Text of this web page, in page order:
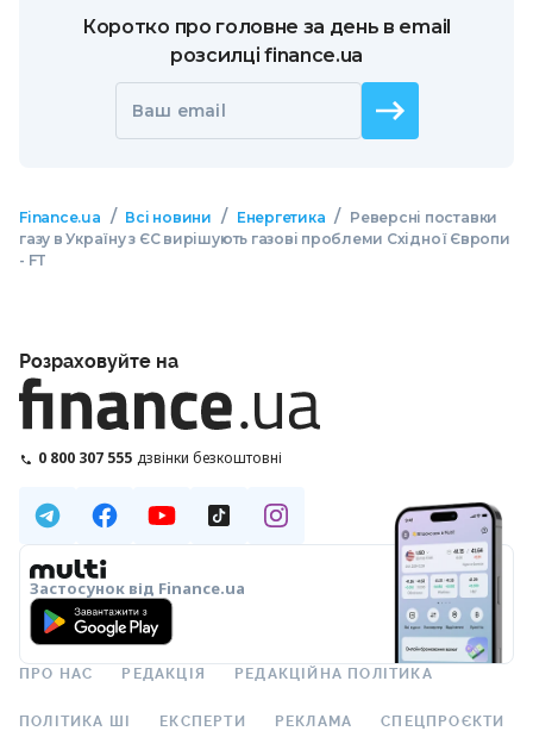
Коротко про головне за день в email
розсилці finance.ua
Ваш email
Finance.ua / Всі новини / Енергетика / Реверсні поставки
газу в Україну з ЄС вирішують газові проблеми Східної Європи
- FT
Розраховуйте на
0 800 307 555 дзвінки безкоштовні
Застосунок від Finance.ua
ПРО НАС РЕДАКЦІЯ РЕДАКЦІЙНА ПОЛІТИКА
ПОЛІТИКА ШІ ЕКСПЕРТИ РЕКЛАМА СПЕЦПРОЄКТИ